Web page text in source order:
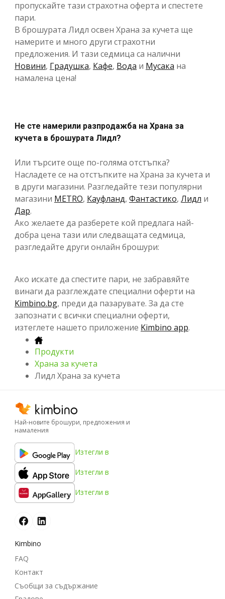
пропускайте тази страхотна оферта и спестете
пари.
В брошурата Лидл освен Храна за кучета ще
намерите и много други страхотни
предложения. И тази седмица са налични
Новини, Градушка, Кафе, Вода и Мусака на
намалена цена!
Не сте намерили разпродажба на Храна за
кучета в брошурата Лидл?
Или търсите още по-голяма отстъпка?
Насладете се на отстъпките на Храна за кучета и
в други магазини. Разгледайте тези популярни
магазини METRO, Кауфланд, Фантастико, Лидл и
Дар.
Ако желаете да разберете кой предлага най-
добра цена тази или следващата седмица,
разгледайте други онлайн брошури:
Ако искате да спестите пари, не забравяйте
винаги да разглеждате специални оферти на
Kimbino.bg, преди да пазарувате. За да сте
запознати с всички специални оферти,
изтеглете нашето приложение Kimbino app.
Продукти
Храна за кучета
Лидл Храна за кучета
Най-новите брошури, предложения и
намаления
Изтегли в
Изтегли в
Изтегли в
Kimbino
FAQ
Контакт
Съобщи за съдържание